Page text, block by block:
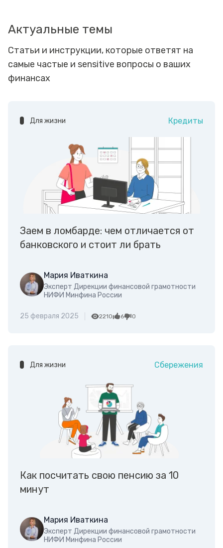
Актуальные темы
Статьи и инструкции, которые ответят на
самые частые и sensitive вопросы о ваших
финансах
Для жизни Кредиты
Заем в ломбарде: чем отличается от
банковского и стоит ли брать
Мария Иваткина
Эксперт Дирекции финансовой грамотности
НИФИ Минфина России
25 февраля 2025 2210 6 0
Для жизни Сбережения
Как посчитать свою пенсию за 10
минут
Мария Иваткина
Эксперт Дирекции финансовой грамотности
НИФИ Минфина России